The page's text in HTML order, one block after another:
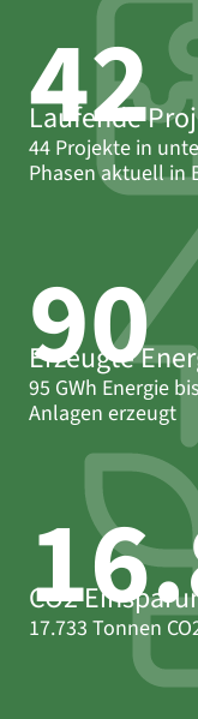
44
Laufende
44 Projekte in
Phasen aktuell in
95
Erzeugte
95 GWh Energie
Anlagen erzeugt
CO2
17.733 Tonnen